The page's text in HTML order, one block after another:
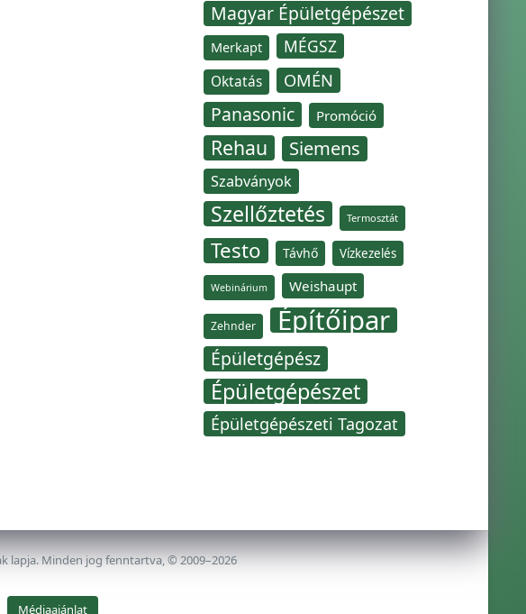
Magyar Épületgépészet
Merkapt MÉGSZ
Oktatás OMÉN
Panasonic Promóció
Rehau Siemens
Szabványok
Szellőztetés Termosztát
Testo Távhő Vízkezelés
Webinárium Weishaupt
Zehnder Építőipar
Épületgépész
Épületgépészet
Épületgépészeti Tagozat
lapja. Minden jog fenntartva, © 2009–2026
Médiaajánlat